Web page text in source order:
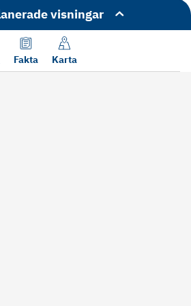
Tvillinggatan 3A-C
Lammevallsgatan 44A-B
visningar
Fakta Karta